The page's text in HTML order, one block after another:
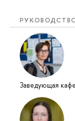
Заведующая